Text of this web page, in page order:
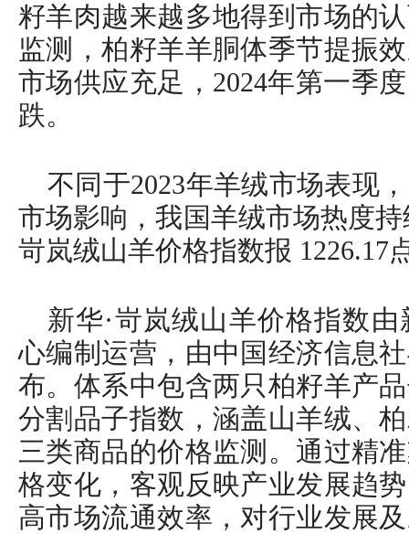
籽羊肉越来越多地得到市场的
监测，柏籽羊羊胴体季节提振
市场供应充足，2024年第一季
跌。
不同于2023年羊绒市场表现
市场影响，我国羊绒市场热度
岢岚绒山羊价格指数报 1226.17
新华·岢岚绒山羊价格指数
心编制运营，由中国经济信息
布。体系中包含两只柏籽羊产
分割品子指数，涵盖山羊绒、
三类商品的价格监测。通过精
格变化，客观反映产业发展趋
高市场流通效率，对行业发展